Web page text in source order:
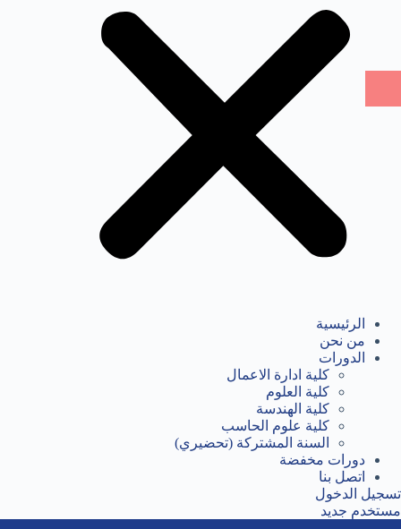
الرئيسية
من نحن
الدورات
كلية ادارة الاعمال
كلية العلوم
كلية الهندسة
كلية علوم الحاسب
السنة المشتركة (تحضيري)
دورات مخفضة
اتصل بنا
تسجيل الدخول
مستخدم جديد